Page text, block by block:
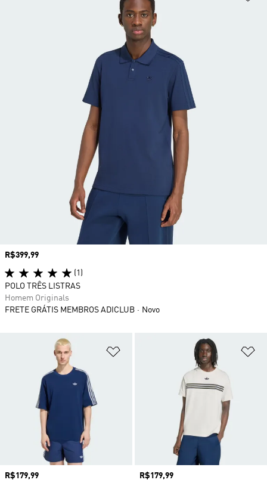
Adicionar à Lista de Desejos
Preço
R$179,99
Preço
R$179,99
Preço
R$399,99
(1)
POLO TRÊS LISTRAS
Homem Originals
FRETE GRÁTIS MEMBROS ADICLUB
Novo